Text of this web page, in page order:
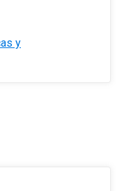
y